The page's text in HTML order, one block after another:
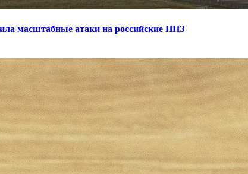
масштабные атаки на российские НПЗ